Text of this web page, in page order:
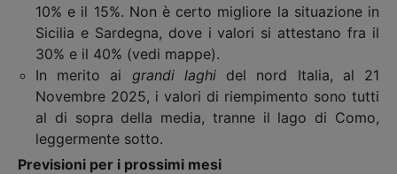
10% e il 15%. Non è certo migliore la situazione in
Sicilia e Sardegna, dove i valori si attestano fra il
30% e il 40% (vedi mappe).
In merito ai grandi laghidel nord Italia, al 21
Novembre 2025, i valori di riempimento sono tutti
al di sopra della media, tranne il lago di Como,
leggermente sotto.
Previsioni per i prossimi mesi